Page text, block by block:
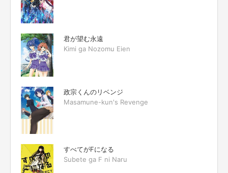
君が望む永遠
Kimi ga Nozomu Eien
政宗くんのリベンジ
Masamune-kun's Revenge
すべてがFになる
Subete ga F ni Naru